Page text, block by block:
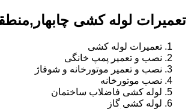
تعمیرات لوله کشی
تعمیرات لوله کشی
نصب و تعمیر پمپ خانگی
نصب و تعمیر موتورخانه و شوفاژ
نصب موتورخانه
لوله کشی فاضلاب ساختمان
لوله کشی گاز